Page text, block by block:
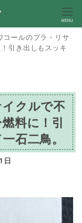
MENU
コールのブラ・リサ
引き出しもスッキ
クルで不
料に！引
石二鳥。
日